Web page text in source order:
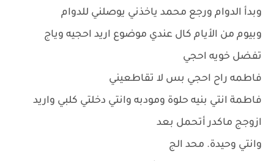
وبدأ الدوام ورجع محمد ياخذني يوصلني للدوام
وبيوم من الأيام كال عندي موضوع اريد احجيه وياج
تفضل خويه احجي
فاطمه راح احجي بس لا تقاطعيني
فاطمة انتي بنيه حلوة ومودبه وانتي دخلتي كلبي واريد
ازوجج ماكدر أتحمل بعد
وانتي وحيدة. محد الج